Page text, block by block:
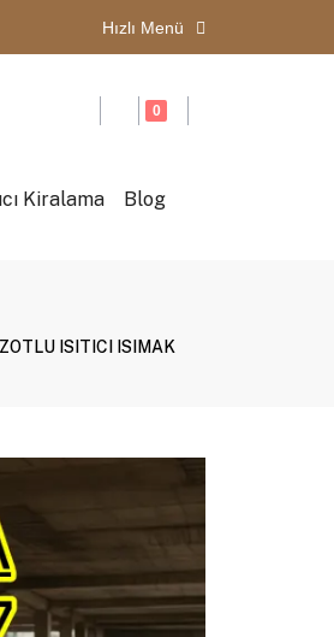
Hızlı Menü
0
Kiralama Blog
ISITICI ISIMAK